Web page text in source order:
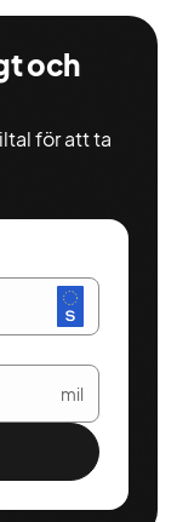
och
för att ta
mil